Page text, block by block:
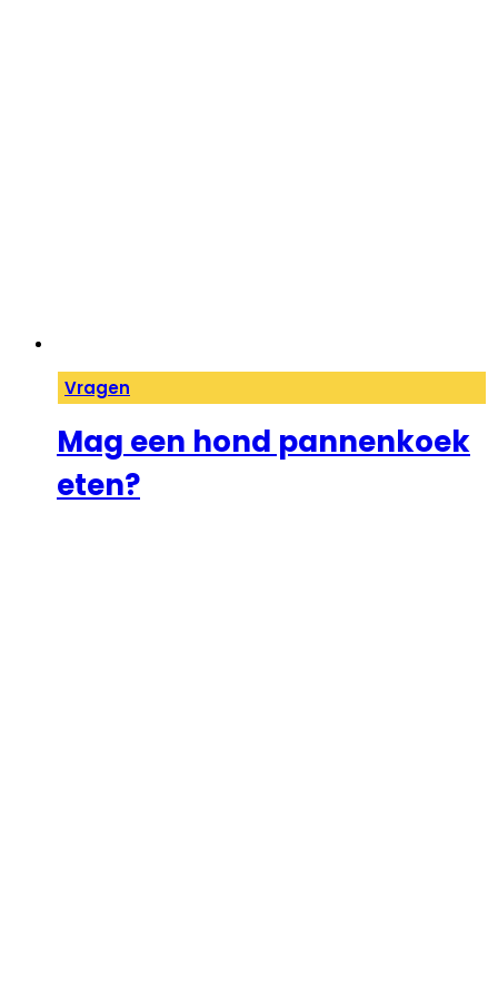
Vragen
Mag een hond pannenkoek
eten?